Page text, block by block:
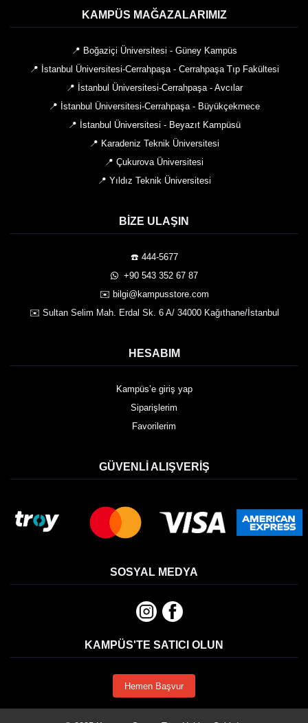
KAMPÜS MAĞAZALARIMIZ
📍 Boğaziçi Üniversitesi - Güney Kampüs
📍 İstanbul Üniversitesi-Cerrahpaşa - Cerrahpaşa Tıp Fakültesi
📍 İstanbul Üniversitesi-Cerrahpaşa - Avcılar
📍 İstanbul Üniversitesi-Cerrahpaşa - Büyükçekmece
📍 İstanbul Üniversitesi - Beyazıt Kampüsü
📍 Karadeniz Teknik Üniversitesi
📍 Çukurova Üniversitesi
📍 Yıldız Teknik Üniversitesi
BIZE ULAŞIN
☎️ 444-5677
️ +90 543 352 67 87
✉️ bilgi@kampusstore.com
✉️ Sultan Selim Mah. Erdal Sk. 6 A/ 34000 Kağıthane/İstanbul
HESABIM
Kampüs’e giriş yap
Siparişlerim
Favorilerim
GÜVENLI ALIŞVERIŞ
SOSYAL MEDYA
KAMPÜS'TE SATICI OLUN
Hemen Başvur